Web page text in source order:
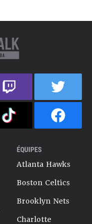
ÉQUIPES
Atlanta Hawks
Boston Celtics
Brooklyn Nets
Charlotte